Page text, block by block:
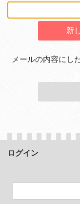
メールの内容にし
ログイン